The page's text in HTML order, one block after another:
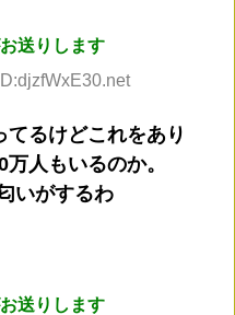
送りします
るけどこれをあり
人もいるのか。
いがするわ
送りします